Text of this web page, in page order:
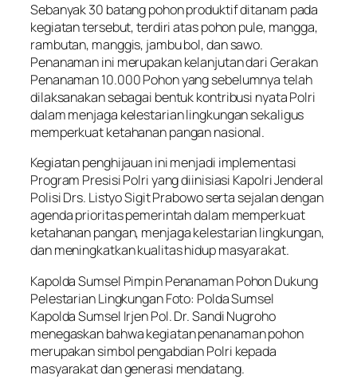
Sebanyak 30 batang pohon produktif ditanam pada
kegiatan tersebut, terdiri atas pohon pule, mangga,
rambutan, manggis, jambu bol, dan sawo.
Penanaman ini merupakan kelanjutan dari Gerakan
Penanaman 10.000 Pohon yang sebelumnya telah
dilaksanakan sebagai bentuk kontribusi nyata Polri
dalam menjaga kelestarian lingkungan sekaligus
memperkuat ketahanan pangan nasional.
Kegiatan penghijauan ini menjadi implementasi
Program Presisi Polri yang diinisiasi Kapolri Jenderal
Polisi Drs. Listyo Sigit Prabowo serta sejalan dengan
agenda prioritas pemerintah dalam memperkuat
ketahanan pangan, menjaga kelestarian lingkungan,
dan meningkatkan kualitas hidup masyarakat.
Kapolda Sumsel Pimpin Penanaman Pohon Dukung
Pelestarian Lingkungan Foto: Polda Sumsel
Kapolda Sumsel Irjen Pol. Dr. Sandi Nugroho
menegaskan bahwa kegiatan penanaman pohon
merupakan simbol pengabdian Polri kepada
masyarakat dan generasi mendatang.